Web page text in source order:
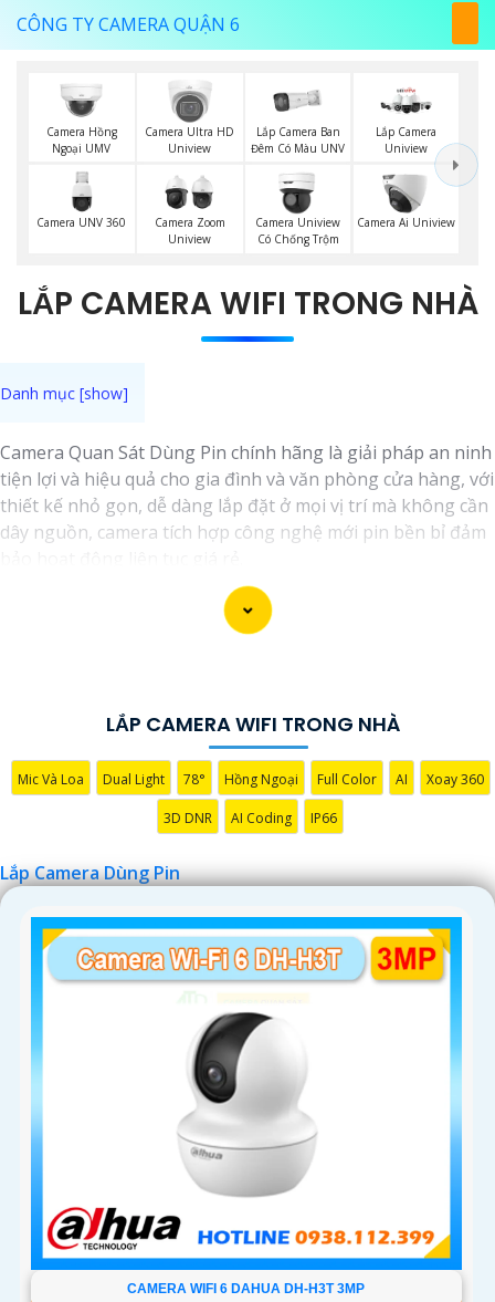
CÔNG TY CAMERA QUẬN 6
Camera Hồng
Ngoại UMV
Camera Ultra HD
Uniview
Lắp Camera Ban
Đêm Có Màu UNV
Lắp Camera
Uniview
Camera UNV 360
Camera Zoom
Uniview
Camera Uniview
Có Chống Trộm
Camera Ai Uniview
LẮP CAMERA WIFI TRONG NHÀ
Camera Quan Sát Dùng Pin chính hãng là giải pháp an ninh
tiện lợi và hiệu quả cho gia đình và văn phòng cửa hàng, với
thiết kế nhỏ gọn, dễ dàng lắp đặt ở mọi vị trí mà không cần
dây nguồn, camera tích hợp công nghệ mới pin bền bỉ đảm
'
LẮP CAMERA WIFI TRONG NHÀ
Mic Và Loa Dual Light 78° Hồng Ngoại Full Color AI Xoay 360
3D DNR AI Coding IP66
Lắp Camera Dùng Pin
CAMERA WIFI 6 DAHUA DH-H3T 3MP